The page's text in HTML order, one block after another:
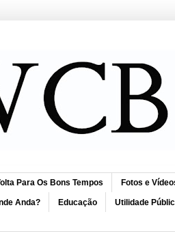
Para Os Bons Tempos Fotos e
Anda? Educação Utilidade